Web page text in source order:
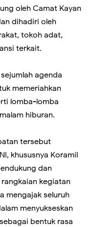
oleh Camat Kayan
dihadiri oleh
tokoh adat,
terkait.
agenda
memeriahkan
lomba-lomba
hiburan.
tersebut
khususnya Koramil
dan
kegiatan
mengajak seluruh
menyukseskan
bentuk rasa